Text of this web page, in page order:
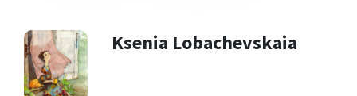
Ksenia Lobachevskaia